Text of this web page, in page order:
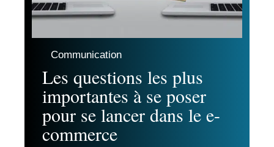
Communication
Les questions les plus
importantes à se poser
pour se lancer dans le e-
commerce